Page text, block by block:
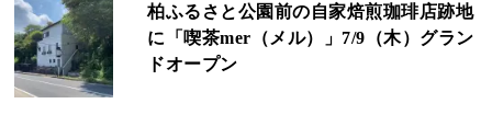
柏ふるさと公園前の自家焙煎珈琲店跡地
に「喫茶mer（メル）」7/9（木）グラン
ドオープン